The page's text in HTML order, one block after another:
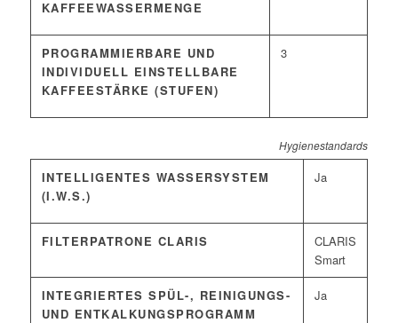
KAFFEEWASSERMENGE
PROGRAMMIERBARE UND
INDIVIDUELL EINSTELLBARE
KAFFEESTÄRKE (STUFEN)
3
Hygienestandards
INTELLIGENTES WASSERSYSTEM
(I.W.S.)
Ja
FILTERPATRONE CLARIS
CLARIS
Smart
INTEGRIERTES SPÜL-, REINIGUNGS-
UND ENTKALKUNGSPROGRAMM
Ja